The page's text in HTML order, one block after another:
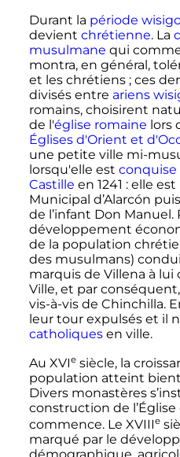
Durant la période
devient chrétienne. La
musulmane qui
montra, en général,
et les chrétiens ; ces
divisés entre ariens
romains, choisirent
de l'église romaine lors
Églises d'Orient et
une petite ville mi-
lorsqu'elle est conquise
Castille en 1241 : elle
Municipal d’Alarcón
de l’infant Don Manuel.
développement
de la population
des musulmans)
marquis de Villena à
Ville, et par
vis-à-vis de Chinchilla.
leur tour expulsés et il
catholiquesen ville.
Au XVIe siècle, la
population atteint
Divers monastères
construction de l’Église
commence. Le XVIIIe
marqué par le